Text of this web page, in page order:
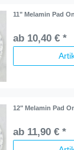
11" Melamin Pad
ab 10,40 € *
12" Melamin Pad
ab 11,90 € *